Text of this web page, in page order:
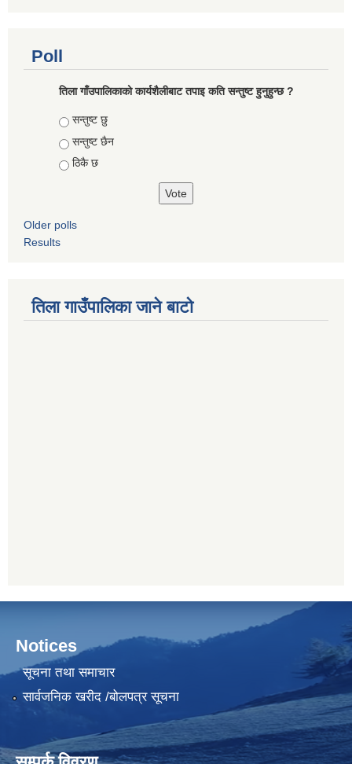
Poll
तिला गाँउपालिकाको कार्यशैलीबाट तपाइ कति सन्तुष्ट हुनुहुन्छ ?
Choices
सन्तुष्ट छु
सन्तुष्ट छैन
ठिकै छ
Older polls
Results
तिला गाउँपालिका जाने बाटो
Notices
सूचना तथा समाचार
सार्वजनिक खरीद /बोलपत्र सूचना